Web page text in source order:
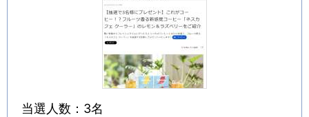
当選人数：3名